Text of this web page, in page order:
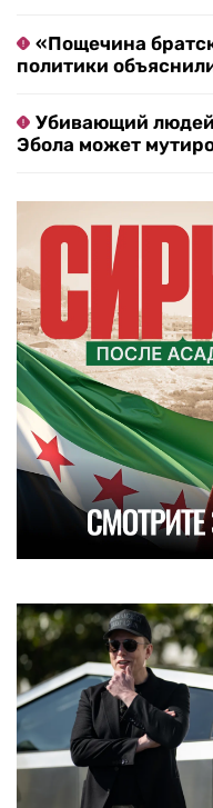
«Пощечина
политики
Убивающий
Эбола может